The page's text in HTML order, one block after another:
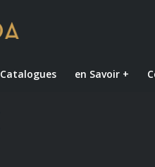
Catalogues en Savoir +